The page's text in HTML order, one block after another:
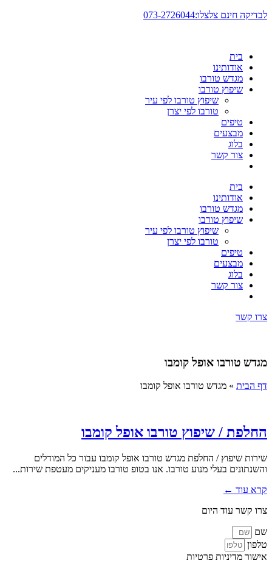
דלג
לבדיקה חינם צלצלו:073-2726044
בית
אודותינו
מגדש טורבו
שיפוץ טורבו
שיפוץ טורבו לפי עיר
טורבו לפי יצרן
טיפים
מבצעים
בלוג
צור קשר
בית
אודותינו
מגדש טורבו
שיפוץ טורבו
שיפוץ טורבו לפי עיר
טורבו לפי יצרן
טיפים
מבצעים
בלוג
צור קשר
צרו קשר
מגדש טורבו אופל קומבו
דף הבית » מגדש טורבו אופל קומבו
החלפת / שיפוץ טורבו אופל קומבו
שירות שיפוץ / החלפת מגדש טורבו אופל קומבו עבור כל המודלים
והשנתונים בעלי מנוע טורבו. אנו בטופ טורבו מעניקים מעטפת שירות...
קרא עוד ←
צרו קשר עוד היום
שם
טלפון
אישור מדיניות פרטיות